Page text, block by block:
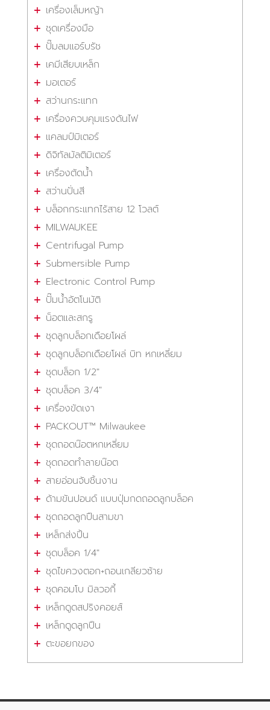
เครื่องเล็มหญ้า
ชุดเครื่องมือ
ปั๊มลมแอร์บรัช
เคมีเสียบเหล็ก
มอเตอร์
สว่านกระแทก
เครื่องควบคุมแรงดันไฟ
แคลมป์มิเตอร์
ดิจิทัลมัลติมิเตอร์
เครื่องตัดน้ำ
สว่านปั่นสี
บล็อกกระแทกไร้สาย 12 โวลต์
MILWAUKEE
Centrifugal Pump
Submersible Pump
Electronic Control Pump
ปั๊มน้ำอัตโนมัติ
น็อตและสกรู
ชุดลูกบล็อกเดือยโผล่
ชุดลูกบล็อกเดือยโผล่ บิท หกเหลี่ยม
ชุดบล็อก 1/2"
ชุดบล็อค 3/4"
เครื่องขัดเงา
PACKOUT™ Milwaukee
ชุดถอดน๊อตหกเหลี่ยม
ชุดถอดทำลายน๊อต
สายอ่อนจับชิ้นงาน
ด้ามขันปอนด์ แบบปุ่มกดถอดลูกบล็อค
ชุดถอดลูกปืนสามขา
เหล็กส่งปิ้น
ชุดบล็อค 1/4"
ชุดไขควงตอก+ถอนเกลียวซ้าย
ชุดคอมโบ มิลวอกี้
เหล็กดูดสปริงคอยส์
เหล็กดูดลูกปืน
ตะขอยกของ